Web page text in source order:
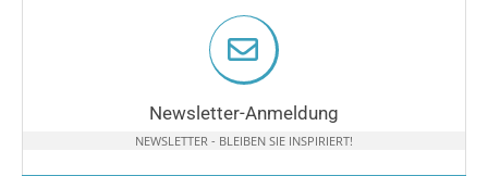
Newsletter-Anmeldung
NEWSLETTER - BLEIBEN SIE INSPIRIERT!